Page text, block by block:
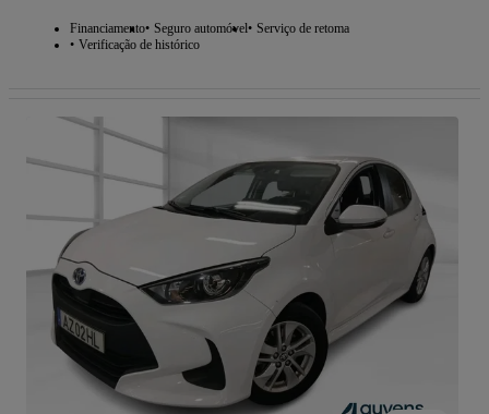
Financiamento Seguro automóvel Serviço de retoma
Verificação de histórico